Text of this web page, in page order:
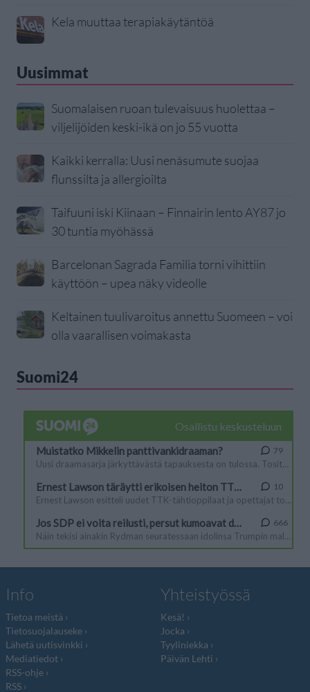
Kela muuttaa terapiakäytäntöä
Uusimmat
Suomalaisen ruoan tulevaisuus huolettaa –
viljelijöiden keski-ikä on jo 55 vuotta
Kaikki kerralla: Uusi nenäsumute suojaa
flunssilta ja allergioilta
Taifuuni iski Kiinaan – Finnairin lento AY87 jo
30 tuntia myöhässä
Barcelonan Sagrada Familia torni vihittiin
käyttöön – upea näky videolle
Keltainen tuulivaroitus annettu Suomeen – voi
olla vaarallisen voimakasta
Suomi24
Info
Tietoa meistä
Tietosuojalauseke
Lähetä uutisvinkki
Mediatiedot
RSS-ohje
RSS
Yhteistyössä
Kesä!
Jocka
Tyyliniekka
Päivän Lehti